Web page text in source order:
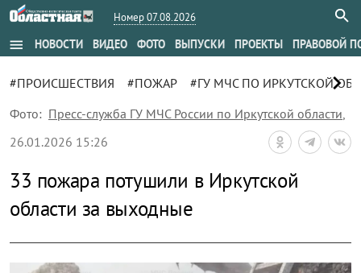
Номер 07.08.2026
menu НОВОСТИ ВИДЕО ФОТО ВЫПУСКИ ПРОЕКТЫ ПРАВОВОЙ
#ПРОИСШЕСТВИЯ #ПОЖАР #ГУ МЧС ПО ИРКУТСКОЙchevron_right
Фото: Пресс-служба ГУ МЧС России по Иркутской области,
26.01.2026 15:26
33 пожара потушили в Иркутской
области за выходные